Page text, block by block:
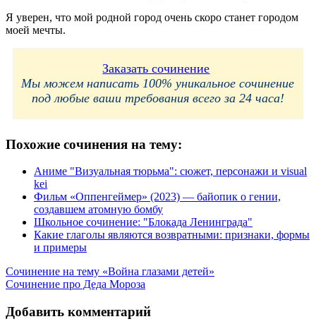
Я уверен, что мой родной город очень скоро станет городом
моей мечты.
Заказать сочинение
Мы можем написать 100% уникальное сочинение
под любые ваши требования всего за 24 часа!
Похожие сочинения на тему:
Аниме "Визуальная тюрьма": сюжет, персонажи и visual
kei
Фильм «Оппенгеймер» (2023) — байопик о гении,
создавшем атомную бомбу
Школьное сочинение: "Блокада Ленинграда"
Какие глаголы являются возвратными: признаки, формы
и примеры
Навигация
по
записям
Сочинение на тему «Война глазами детей»
Сочинение про Деда Мороза
Добавить комментарий